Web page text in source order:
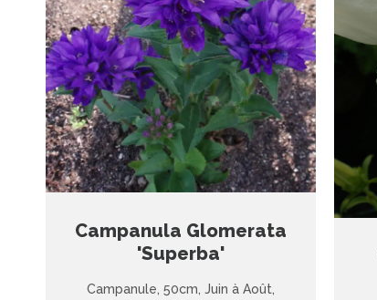
Campanula Glomerata
'Superba'
Campanule, 50cm, Juin à Août,